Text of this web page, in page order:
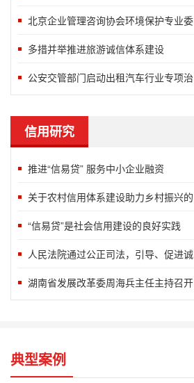
北京企业管理咨询协会环境保护专业委
多措并举推进旅游诚信体系建设
公安交管部门启动出租汽车行业专项治
信用研究
推进“信易贷” 服务中小企业融资
关于农村信用体系建设助力乡村振兴的
“信易贷”是社会信用建设的良好实践
人民法院通过公正司法，引导、促进诚
湖南省发展改革委周海兵主任主持召开
典型案例